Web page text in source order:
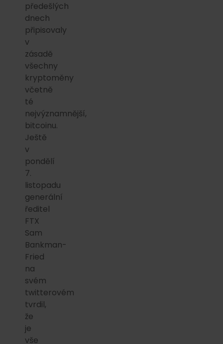
předešlých
dnech
připisovaly
v
zásadě
všechny
kryptoměny
včetně
té
nejvýznamnější,
bitcoinu.
Ještě
v
pondělí
7.
listopadu
generální
ředitel
FTX
Sam
Bankman-
Fried
na
svém
twitterovém
tvrdil,
že
je
vše